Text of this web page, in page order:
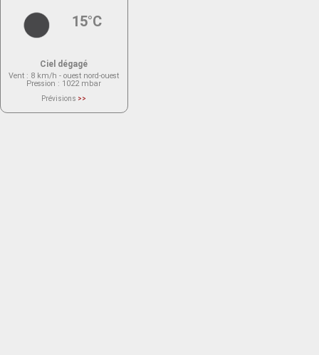
15°C
Ciel dégagé
Vent : 8 km/h - ouest nord-ouest
Pression : 1022 mbar
Prévisions >>
actuellement aucune prévision